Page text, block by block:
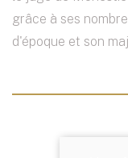
grâce à ses
d'époque et son